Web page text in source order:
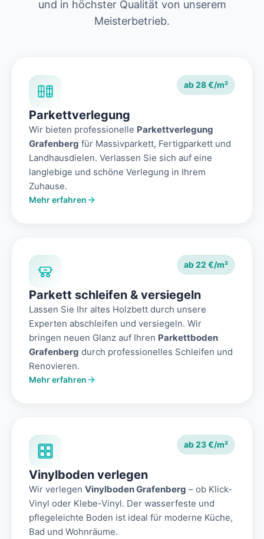
und in höchster Qualität von unserem
Meisterbetrieb.
ab 28 €/m²
Parkettverlegung
Wir bieten professionelle Parkettverlegung
Grafenberg für Massivparkett, Fertigparkett und
Landhausdielen. Verlassen Sie sich auf eine
langlebige und schöne Verlegung in Ihrem
Zuhause.
Mehr erfahren
ab 22 €/m²
Parkett schleifen & versiegeln
Lassen Sie Ihr altes Holzbett durch unsere
Experten abschleifen und versiegeln. Wir
bringen neuen Glanz auf Ihren Parkettboden
Grafenberg durch professionelles Schleifen und
Renovieren.
Mehr erfahren
ab 23 €/m²
Vinylboden verlegen
Wir verlegen Vinylboden Grafenberg – ob Klick-
Vinyl oder Klebe-Vinyl. Der wasserfeste und
pflegeleichte Boden ist ideal für moderne Küche,
Bad und Wohnräume.